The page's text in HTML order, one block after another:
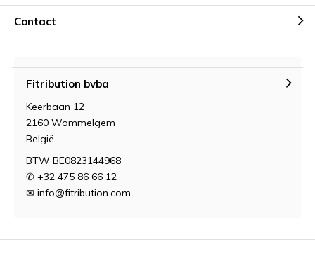
Contact
Fitribution bvba
Keerbaan 12
2160 Wommelgem
België
BTW BE0823144968
✆ +32 475 86 66 12
✉ info@fitribution.com